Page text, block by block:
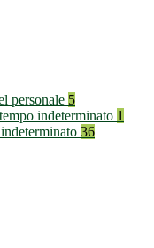
personale 5
indeterminato 1
36